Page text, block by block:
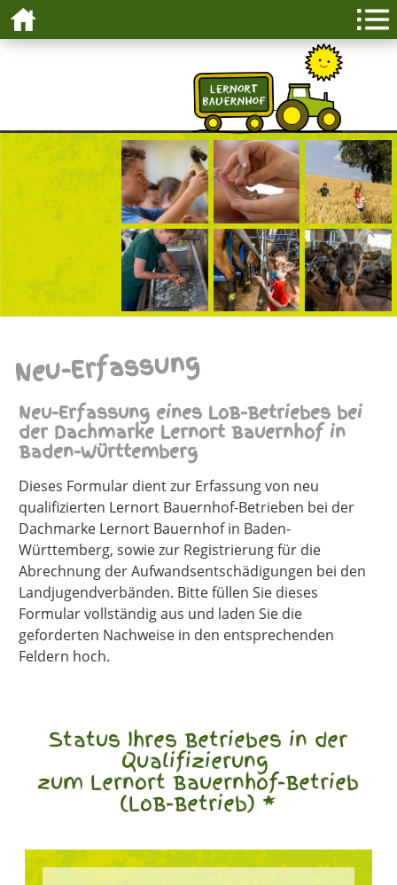
Neu-Erfassung
Neu-Erfassung eines LoB-Betriebes bei
der Dachmarke Lernort Bauernhof in
Baden-Württemberg
Dieses Formular dient zur Erfassung von neu
qualifizierten Lernort Bauernhof-Betrieben bei der
Dachmarke Lernort Bauernhof in Baden-
Württemberg, sowie zur Registrierung für die
Abrechnung der Aufwandsentschädigungen bei den
Landjugendverbänden. Bitte füllen Sie dieses
Formular vollständig aus und laden Sie die
geforderten Nachweise in den entsprechenden
Feldern hoch.
Status Ihres Betriebes in der
Qualifizierung
zum Lernort Bauernhof-Betrieb
(LoB-Betrieb) *